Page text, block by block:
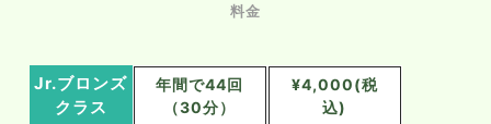
料金
Jr.ブロンズ
クラス
年間で44回
（30分）
¥4,000(税
込)